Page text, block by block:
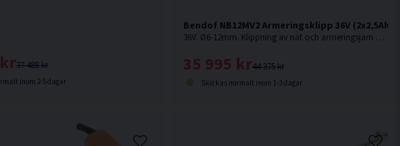
37 488 kr
inom 2-5 dagar
Bendof NB12MV2 Armeringsklipp 36V (2x2,5Ah)
36V. Ø6-12mm. Klippning av nät och armeringsjärn KS500 upp till Ø12 mm.
44 375 kr
35 995 kr
Skickas normalt inom 1-3 dagar